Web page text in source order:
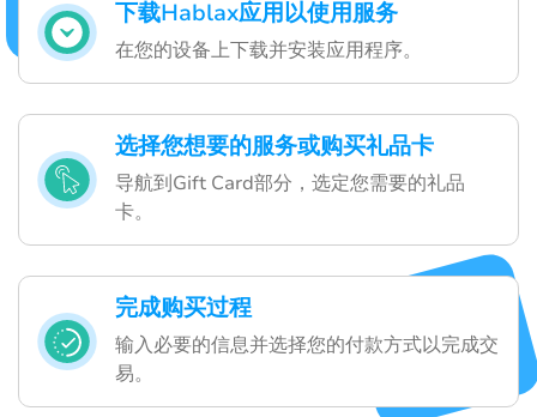
下载Hablax应用以使用服务
在您的设备上下载并安装应用程序。
选择您想要的服务或购买礼品卡
导航到Gift Card部分，选定您需要的礼品
卡。
完成购买过程
输入必要的信息并选择您的付款方式以完成交
易。